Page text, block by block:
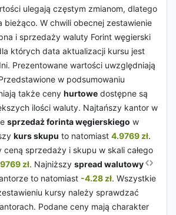
ulegają częstym zmianom, dlatego
bieżąco. W chwili obecnej zestawienie
i sprzedaży waluty Forint węgierski
których data aktualizacji kursu jest
Prezentowane wartości uwzględniają
w podsumowaniu
także ceny hurtowe dostępne są
ilości waluty. Najtańszy kantor w
sprzedaż forinta węgierskiego w
kurs skupu to natomiast 4.9769 zł.
ceną sprzedaży i skupu w skali całego
zł. Najniższy spread walutowy
to natomiast -4.28 zł. Wszystkie
kursy należy sprawdzać
Podane ceny mają charakter